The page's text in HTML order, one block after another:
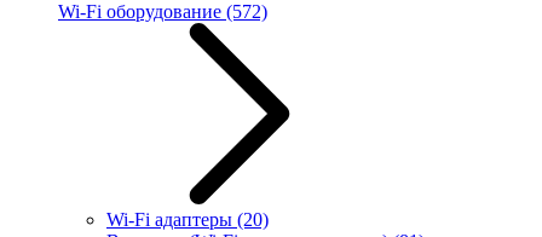
Wi-Fi оборудование (572)
Wi-Fi адаптеры (20)